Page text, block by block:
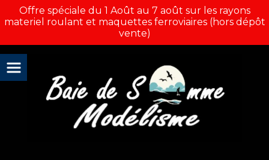
Offre spéciale du 1 Août au 7 août sur les rayons
materiel roulant et maquettes ferroviaires (hors dépôt
vente)
Panneau de gestion des cookies